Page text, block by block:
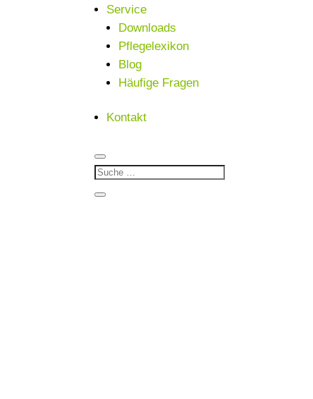
Service
Downloads
Pflegelexikon
Blog
Häufige Fragen
Kontakt